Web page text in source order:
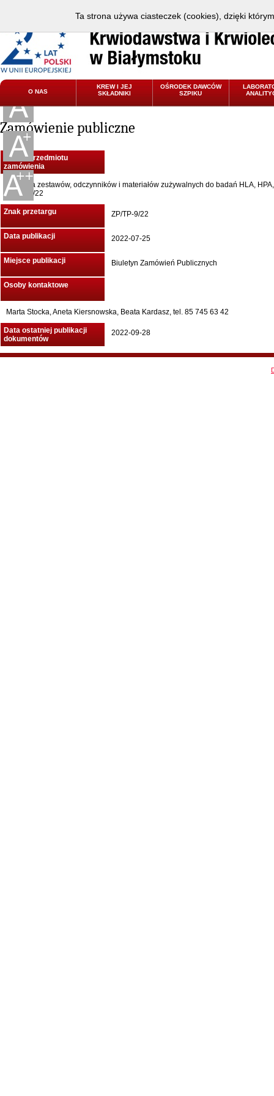
O NAS
KREW I JEJ
SKŁADNIKI
OŚRODEK DAWCÓW
SZPIKU
Zamówienie publiczne
Nazwa przedmiotu
zamówienia
Dostawa zestawów, odczynników i materiałów zużywalnych do badań HLA,
ZP/TP-9/22
Znak przetargu ZP/TP-9/22
Data publikacji 2022-07-25
Miejsce publikacji Biuletyn Zamówień Publicznych
Osoby kontaktowe
Marta Stocka, Aneta Kiersnowska, Beata Kardasz, tel. 85 745 63 42
Data ostatniej publikacji
dokumentów
2022-09-28
Ta strona używa ciasteczek (cookies), dzięki